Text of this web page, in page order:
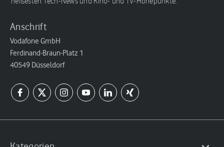
Anschrift
Vodafone GmbH
Ferdinand-Braun-Platz 1
40549 Düsseldorf